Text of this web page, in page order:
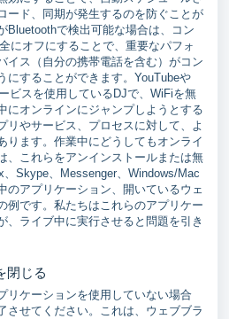
ード、同期が発生するのを防ぐことが
Bluetoothで検出可能な場合は、コン
にオフにすることで、重要なパフォ
イス（自分の携帯電話を含む）がコン
にすることができます。YouTubeや
ビスを使用しているDJで、WiFiを無
にオンラインにジャンプしようとする
リやサービス、プロセスに対して、よ
ります。作業中にどうしてもオンライ
、これらをアンインストールまたは無
Skype、Messenger、Windows/Mac
のアプリケーション、開いているウェ
例です。私たちはこれらのアプリケー
、ライブ中に実行させると問題を引き
閉じる
リケーションを使用していない場合
させてください。これは、ウェブブラ